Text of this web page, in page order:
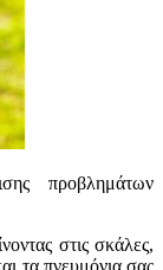
προβλημάτων
στις σκάλες,
τα πνευμόνια σας